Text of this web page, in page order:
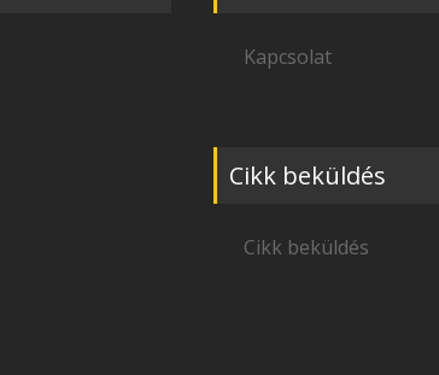
Kapcsolat
Cikk beküldés
Cikk beküldés